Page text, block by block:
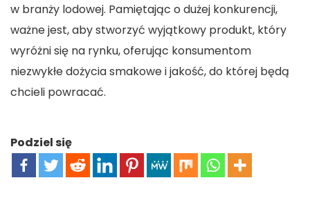
w branży lodowej. Pamiętając o dużej konkurencji,
ważne jest, aby stworzyć wyjątkowy produkt, który
wyróżni się na rynku, oferując konsumentom
niezwykłe dożycia smakowe i jakość, do której będą
chcieli powracać.
Podziel się